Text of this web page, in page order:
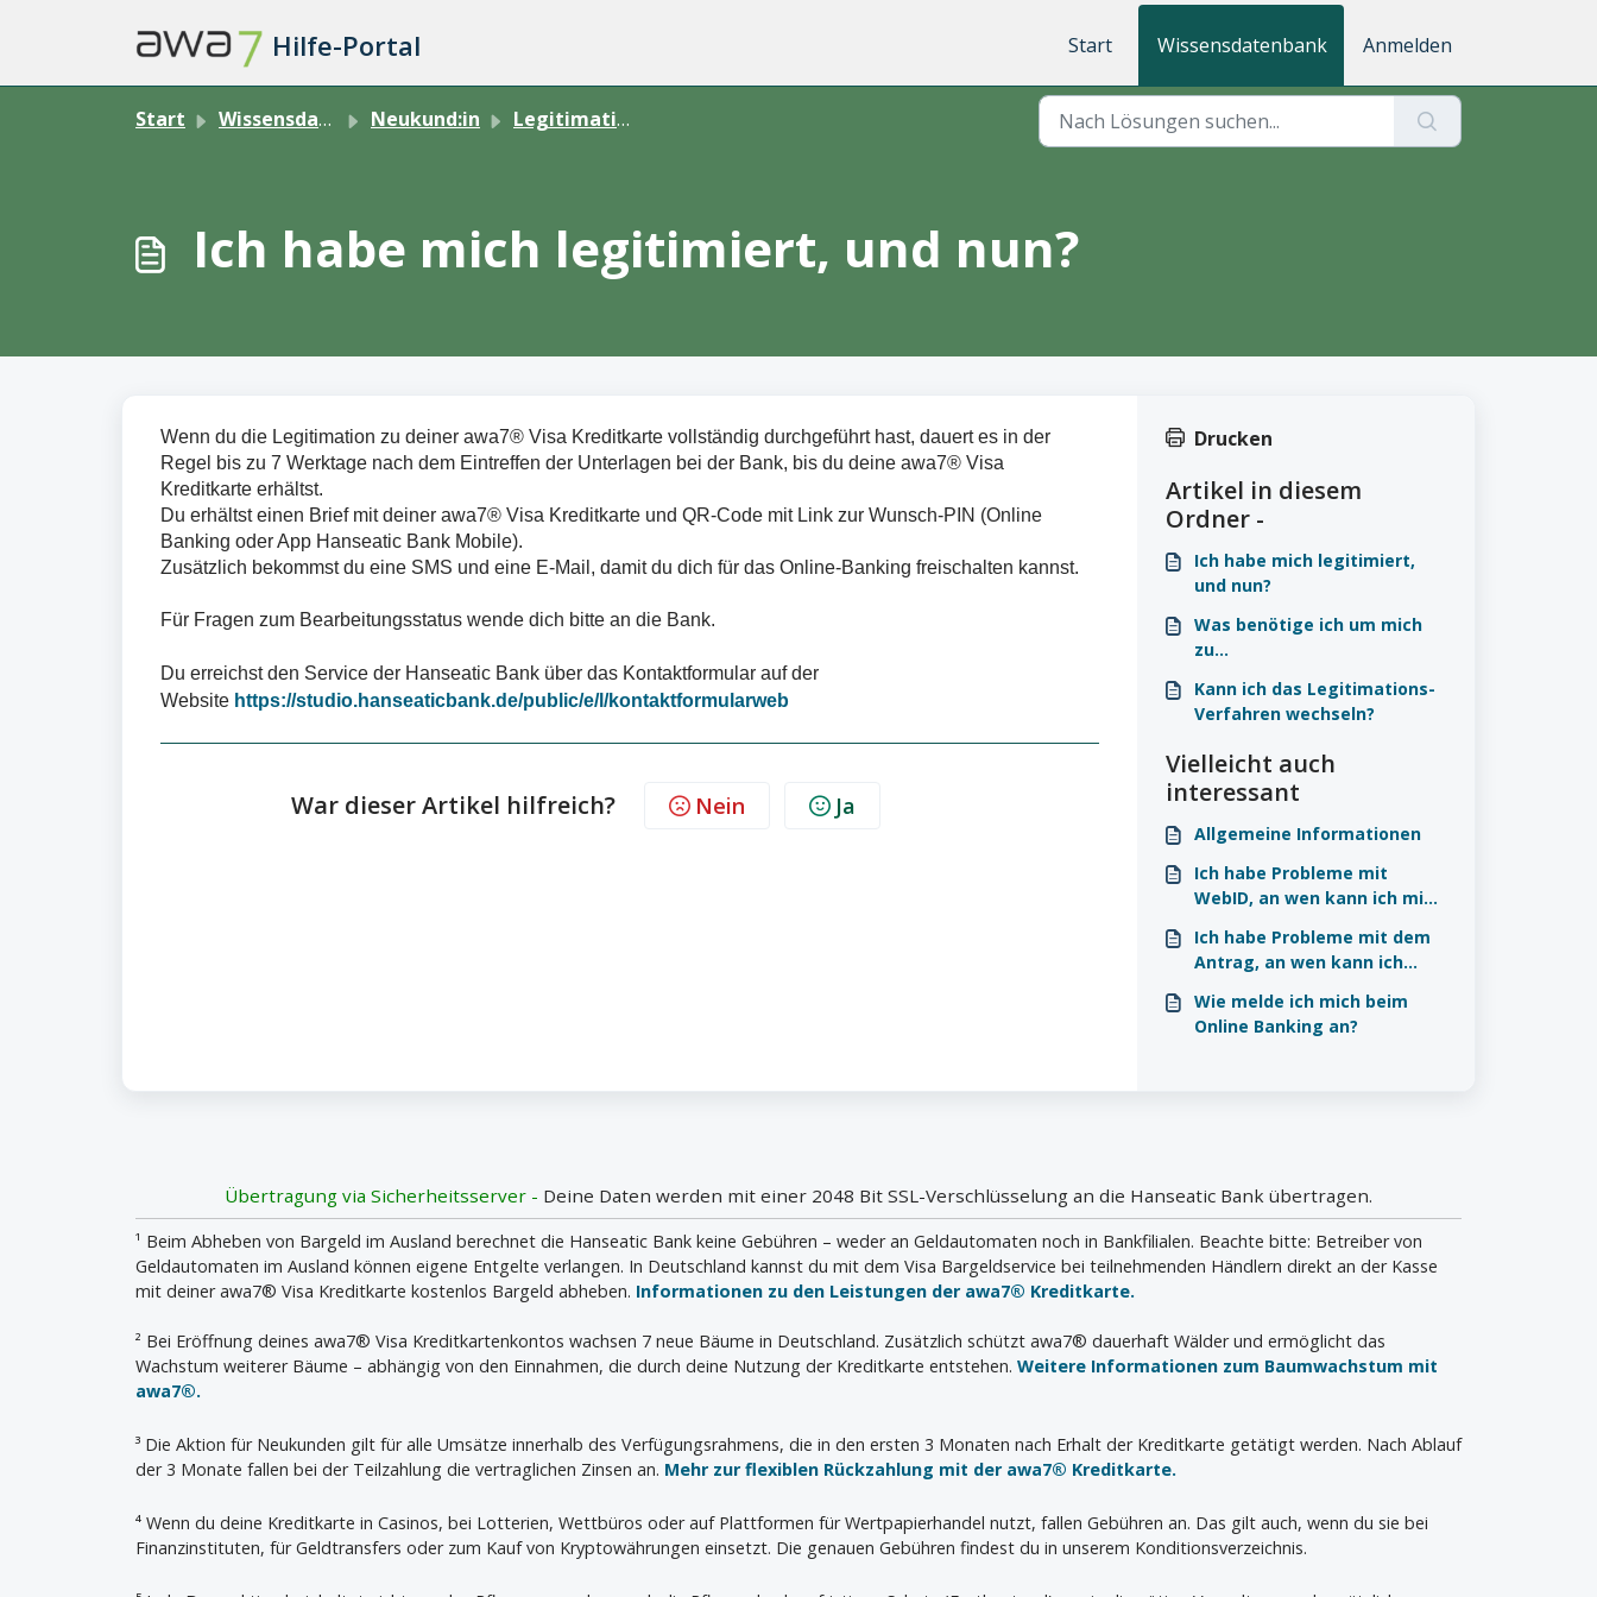
Hilfe-Portal Start Wissensdatenbank Anmelden
Start Wissensdatenbank Neukund:in Legitimation
Ich habe mich legitimiert, und nun?
Wenn du die Legitimation zu deiner awa7® Visa Kreditkarte vollständig durchgeführt hast, dauert es in der
Regel bis zu 7 Werktage nach dem Eintreffen der Unterlagen bei der Bank, bis du deine awa7® Visa
Kreditkarte erhältst.
Du erhältst einen Brief mit deiner awa7® Visa Kreditkarte und QR-Code mit Link zur Wunsch-PIN (Online
Banking oder App Hanseatic Bank Mobile).
Zusätzlich bekommst du eine SMS und eine E-Mail, damit du dich für das Online-Banking freischalten kannst.
Für Fragen zum Bearbeitungsstatus wende dich bitte an die Bank.
Du erreichst den Service der Hanseatic Bank über das Kontaktformular auf der
Website https://studio.hanseaticbank.de/public/e/l/kontaktformularweb
War dieser Artikel hilfreich? Nein Ja
Drucken
Artikel in diesem
Ordner -
Ich habe mich legitimiert,
und nun?
Was benötige ich um mich
zu
Kann ich das Legitimations-
Verfahren wechseln?
Vielleicht auch
interessant
Allgemeine Informationen
Ich habe Probleme mit
WebID, an wen kann ich mich
Ich habe Probleme mit dem
Antrag, an wen kann ich
Wie melde ich mich beim
Online Banking an?
Übertragung via Sicherheitsserver - Deine Daten werden mit einer 2048 Bit SSL-Verschlüsselung an die Hanseatic Bank übertragen.
¹ Beim Abheben von Bargeld im Ausland berechnet die Hanseatic Bank keine Gebühren – weder an Geldautomaten noch in Bankfilialen. Beachte bitte: Betreiber von
Geldautomaten im Ausland können eigene Entgelte verlangen. In Deutschland kannst du mit dem Visa Bargeldservice bei teilnehmenden Händlern direkt an der Kasse
mit deiner awa7® Visa Kreditkarte kostenlos Bargeld abheben. Informationen zu den Leistungen der awa7® Kreditkarte.
² Bei Eröffnung deines awa7® Visa Kreditkartenkontos wachsen 7 neue Bäume in Deutschland. Zusätzlich schützt awa7® dauerhaft Wälder und ermöglicht das
Wachstum weiterer Bäume – abhängig von den Einnahmen, die durch deine Nutzung der Kreditkarte entstehen. Weitere Informationen zum Baumwachstum mit
awa7®.
³ Die Aktion für Neukunden gilt für alle Umsätze innerhalb des Verfügungsrahmens, die in den ersten 3 Monaten nach Erhalt der Kreditkarte getätigt werden. Nach Ablauf
der 3 Monate fallen bei der Teilzahlung die vertraglichen Zinsen an. Mehr zur flexiblen Rückzahlung mit der awa7® Kreditkarte.
⁴ Wenn du deine Kreditkarte in Casinos, bei Lotterien, Wettbüros oder auf Plattformen für Wertpapierhandel nutzt, fallen Gebühren an. Das gilt auch, wenn du sie bei
Finanzinstituten, für Geldtransfers oder zum Kauf von Kryptowährungen einsetzt. Die genauen Gebühren findest du in unserem Konditionsverzeichnis.